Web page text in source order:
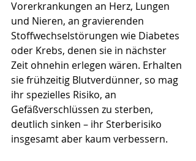
Vorerkrankungen an Herz, Lungen
und Nieren, an gravierenden
Stoffwechselstörungen wie Diabetes
oder Krebs, denen sie in nächster
Zeit ohnehin erlegen wären. Erhalten
sie frühzeitig Blutverdünner, so mag
ihr spezielles Risiko, an
Gefäßverschlüssen zu sterben,
deutlich sinken – ihr Sterberisiko
insgesamt aber kaum verbessern.